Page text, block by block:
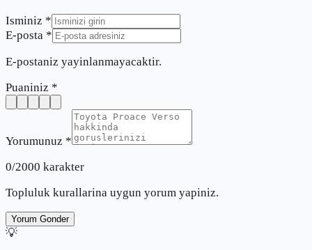
Isminiz *
E-posta *
E-postaniz yayinlanmayacaktir.
Puaniniz *
Yorumunuz *
0/2000 karakter
Topluluk kurallarina uygun yorum yapiniz.
Yorum Gonder
💡